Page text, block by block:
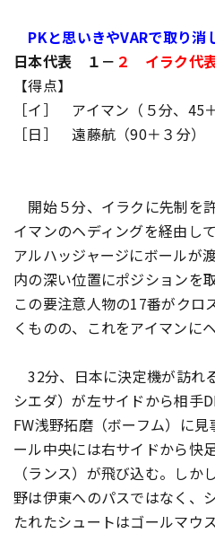
PKと思いきやVARで取り消
日本代表 １－ ２ イラク代
【得点】
［イ］ アイマン（５分、45
［日］ 遠藤航（90＋３分）
開始５分、イラクに先制を
イマンのヘディングを経由し
アルハッジャージにボールが
内の深い位置にポジションを
この要注意人物の17番がクロ
くものの、これをアイマンに
32分、日本に決定機が訪れ
シエダ）が左サイドから相手
FW浅野拓磨（ボーフム）に
ール中央には右サイドから快
（ランス）が飛び込む。し
野は伊東へのパスではなく、
たれたシュートはゴールマウ